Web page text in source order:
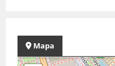
Mapa